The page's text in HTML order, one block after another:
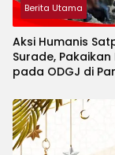
Berita Utama
Aksi Humanis
Surade, Pakaikan
pada ODGJ di